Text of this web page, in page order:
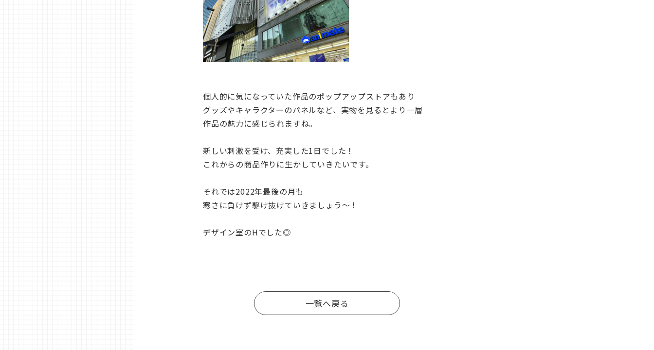
個人的に気になっていた作品のポップアップストアもあり
グッズやキャラクターのパネルなど、実物を見るとより一層
作品の魅力に感じられますね。
新しい刺激を受け、充実した1日でした！
これからの商品作りに生かしていきたいです。
それでは2022年最後の月も
寒さに負けず駆け抜けていきましょう〜！
デザイン室のHでした◎
一覧へ戻る